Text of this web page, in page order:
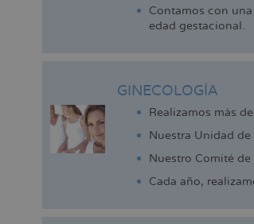
Contamos con
edad gestacional.
GINECOLOGÍA
Realizamos más
Nuestra Unidad
Nuestro Comité
Cada año,